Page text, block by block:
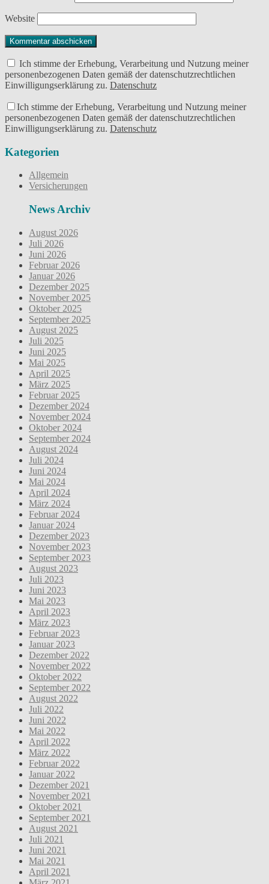
Website
Ich stimme der Erhebung, Verarbeitung und Nutzung meiner
personenbezogenen Daten gemäß der datenschutzrechtlichen
Einwilligungserklärung zu. Datenschutz
Ich stimme der Erhebung, Verarbeitung und Nutzung meiner
personenbezogenen Daten gemäß der datenschutzrechtlichen
Einwilligungserklärung zu. Datenschutz
Kategorien
Allgemein
Versicherungen
News Archiv
August 2026
Juli 2026
Juni 2026
Februar 2026
Januar 2026
Dezember 2025
November 2025
Oktober 2025
September 2025
August 2025
Juli 2025
Juni 2025
Mai 2025
April 2025
März 2025
Februar 2025
Dezember 2024
November 2024
Oktober 2024
September 2024
August 2024
Juli 2024
Juni 2024
Mai 2024
April 2024
März 2024
Februar 2024
Januar 2024
Dezember 2023
November 2023
September 2023
August 2023
Juli 2023
Juni 2023
Mai 2023
April 2023
März 2023
Februar 2023
Januar 2023
Dezember 2022
November 2022
Oktober 2022
September 2022
August 2022
Juli 2022
Juni 2022
Mai 2022
April 2022
März 2022
Februar 2022
Januar 2022
Dezember 2021
November 2021
Oktober 2021
September 2021
August 2021
Juli 2021
Juni 2021
Mai 2021
April 2021